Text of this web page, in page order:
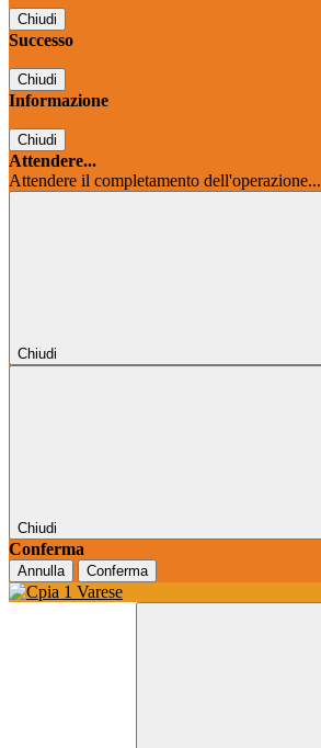
Chiudi
Successo
Chiudi
Informazione
Chiudi
Attendere...
Attendere il completamento dell'operazione...
Chiudi
Chiudi
Conferma
Annulla Conferma